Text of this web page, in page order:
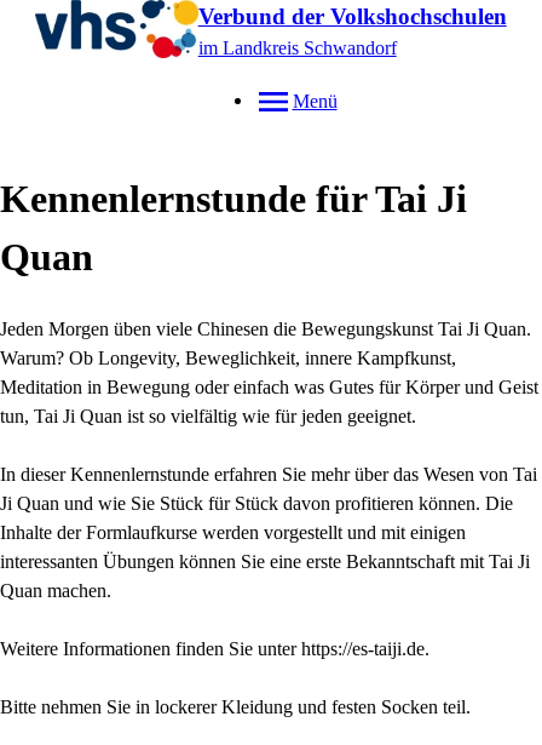
Verbund der Volkshochschulen
im Landkreis Schwandorf
Menü
Kennenlernstunde für Tai Ji
Quan
Jeden Morgen üben viele Chinesen die Bewegungskunst Tai Ji Quan.
Warum? Ob Longevity, Beweglichkeit, innere Kampfkunst,
Meditation in Bewegung oder einfach was Gutes für Körper und Geist
tun, Tai Ji Quan ist so vielfältig wie für jeden geeignet.
In dieser Kennenlernstunde erfahren Sie mehr über das Wesen von Tai
Ji Quan und wie Sie Stück für Stück davon profitieren können. Die
Inhalte der Formlaufkurse werden vorgestellt und mit einigen
interessanten Übungen können Sie eine erste Bekanntschaft mit Tai Ji
Quan machen.
Weitere Informationen finden Sie unter https://es-taiji.de.
Bitte nehmen Sie in lockerer Kleidung und festen Socken teil.